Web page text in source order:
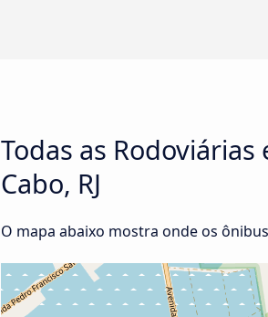
Todas as
Cabo, RJ
O mapa abaixo mostra onde os